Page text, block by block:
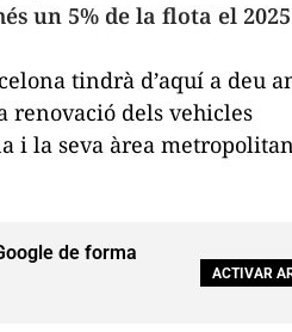
un 5% de la flota el
tindrà d’aquí a deu
renovació dels vehicles
i la seva àrea
de forma
ACTIVAR